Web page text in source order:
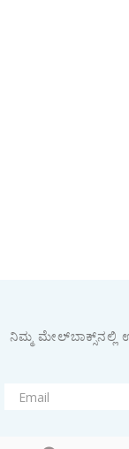
ನಿಮ್ಮ ಮೇಲ್‌ಬಾಕ್ಸ್‌ನಲ್ಲಿ